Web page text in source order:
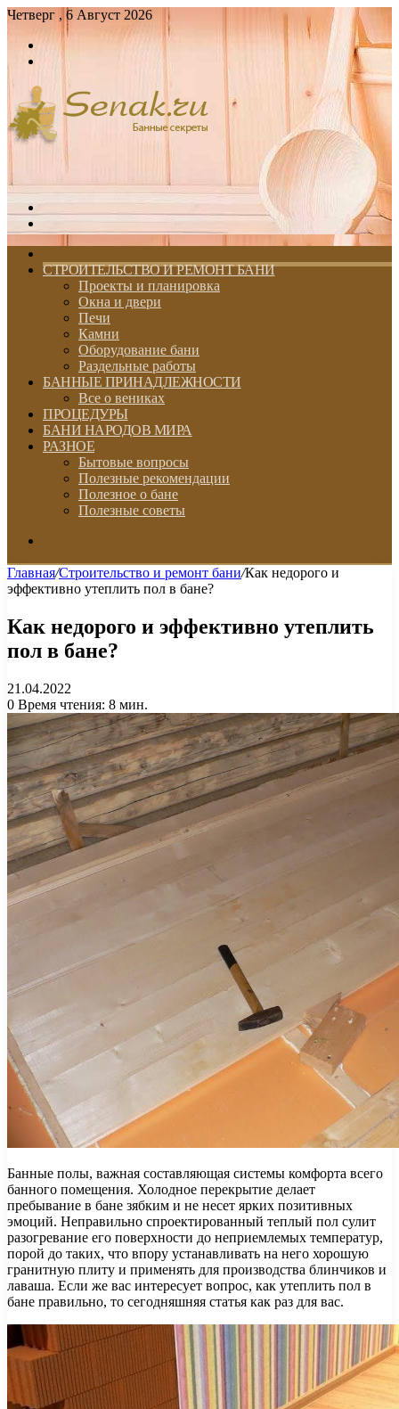
Четверг , 6 Август 2026
Войти
skin
СТРОИТЕЛЬСТВО И РЕМОНТ БАНИ
Проекты и планировка
Окна и двери
Печи
Камни
Оборудование бани
Раздельные работы
БАННЫЕ ПРИНАДЛЕЖНОСТИ
Все о вениках
ПРОЦЕДУРЫ
БАНИ НАРОДОВ МИРА
РАЗНОЕ
Бытовые вопросы
Полезные рекомендации
Полезное о бане
Полезные советы
Главная/Строительство и ремонт бани/Как недорого и
эффективно утеплить пол в бане?
Как недорого и эффективно утеплить
пол в бане?
21.04.2022
0 Время чтения: 8 мин.
Банные полы, важная составляющая системы комфорта всего
банного помещения. Холодное перекрытие делает
пребывание в бане зябким и не несет ярких позитивных
эмоций. Неправильно спроектированный теплый пол сулит
разогревание его поверхности до неприемлемых температур,
порой до таких, что впору устанавливать на него хорошую
гранитную плиту и применять для производства блинчиков и
лаваша. Если же вас интересует вопрос, как утеплить пол в
бане правильно, то сегодняшняя статья как раз для вас.